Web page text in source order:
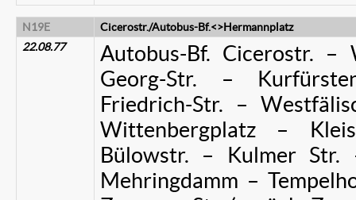
N19E
Cicerostr./Autobus-Bf.<>Hermannplatz
22.08.77
Autobus-Bf. Cicerostr. –
Georg-Str. –
Friedrich-Str. –
Wittenbergplatz –
Bülowstr. – Kulmer Str.
Mehringdamm –